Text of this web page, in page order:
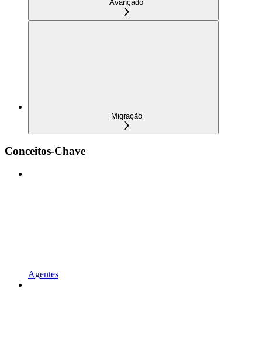
Avançado
Migração
Conceitos-Chave
Agentes